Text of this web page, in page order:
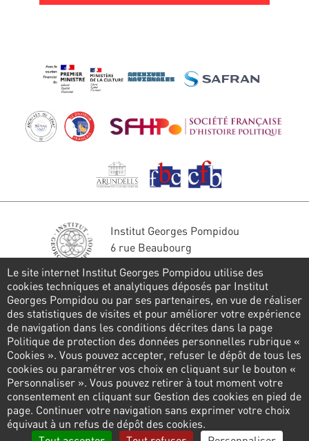
Institut Georges Pompidou
6 rue Beaubourg
Tél. : 01 44 78 41 22
Restons en contact
FORMULAIRE DE CONTACT
Suivez-nous
Pied
Politique de confidentialité Gestion des cookies
Le site internet Institut Georges Pompidou utilise des
cookies techniques et analytiques déposés par Institut
Georges Pompidou ou par ses partenaires, en vue de réaliser
des statistiques de visites et pour améliorer votre expérience
de navigation dans les conditions décrites dans la page
Politique de protection des données personnelles rubrique «
Cookies ». Vous pouvez accepter, refuser le dépôt de tous les
cookies ou paramétrer vos choix en cliquant sur le bouton «
Personnaliser ». Vous pouvez retirer à tout moment votre
consentement en cliquant sur Gestion des cookies en pied de
page. Continuer votre navigation sans exprimer votre choix
équivaut à un refus de dépôt des cookies.